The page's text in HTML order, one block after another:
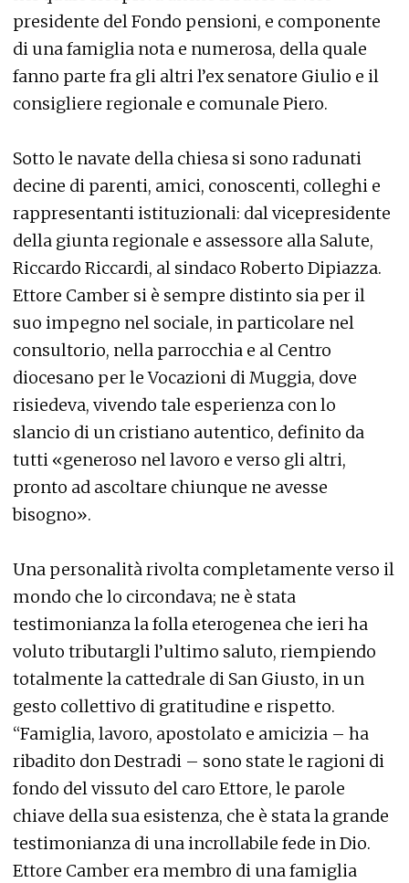
presidente del Fondo pensioni, e componente
di una famiglia nota e numerosa, della quale
fanno parte fra gli altri l’ex senatore Giulio e il
consigliere regionale e comunale Piero.
Sotto le navate della chiesa si sono radunati
decine di parenti, amici, conoscenti, colleghi e
rappresentanti istituzionali: dal vicepresidente
della giunta regionale e assessore alla Salute,
Riccardo Riccardi, al sindaco Roberto Dipiazza.
Ettore Camber si è sempre distinto sia per il
suo impegno nel sociale, in particolare nel
consultorio, nella parrocchia e al Centro
diocesano per le Vocazioni di Muggia, dove
risiedeva, vivendo tale esperienza con lo
slancio di un cristiano autentico, definito da
tutti «generoso nel lavoro e verso gli altri,
pronto ad ascoltare chiunque ne avesse
bisogno».
Una personalità rivolta completamente verso il
mondo che lo circondava; ne è stata
testimonianza la folla eterogenea che ieri ha
voluto tributargli l’ultimo saluto, riempiendo
totalmente la cattedrale di San Giusto, in un
gesto collettivo di gratitudine e rispetto.
“Famiglia, lavoro, apostolato e amicizia – ha
ribadito don Destradi – sono state le ragioni di
fondo del vissuto del caro Ettore, le parole
chiave della sua esistenza, che è stata la grande
testimonianza di una incrollabile fede in Dio.
Ettore Camber era membro di una famiglia